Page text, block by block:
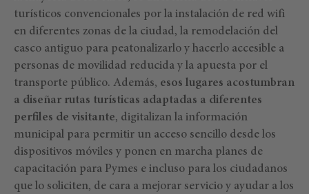
turísticos convencionales por la instalación de red wifi
en diferentes zonas de la ciudad, la remodelación del
casco antiguo para peatonalizarlo y hacerlo accesible a
personas de movilidad reducida y la apuesta por el
transporte público. Además, esos lugares acostumbran
a diseñar rutas turísticas adaptadas a diferentes
perfiles de visitante, digitalizan la información
municipal para permitir un acceso sencillo desde los
dispositivos móviles y ponen en marcha planes de
capacitación para Pymes e incluso para los ciudadanos
que lo soliciten, de cara a mejorar servicio y ayudar a los